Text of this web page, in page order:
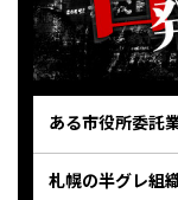
ある市役所委託
札幌の半グレ組